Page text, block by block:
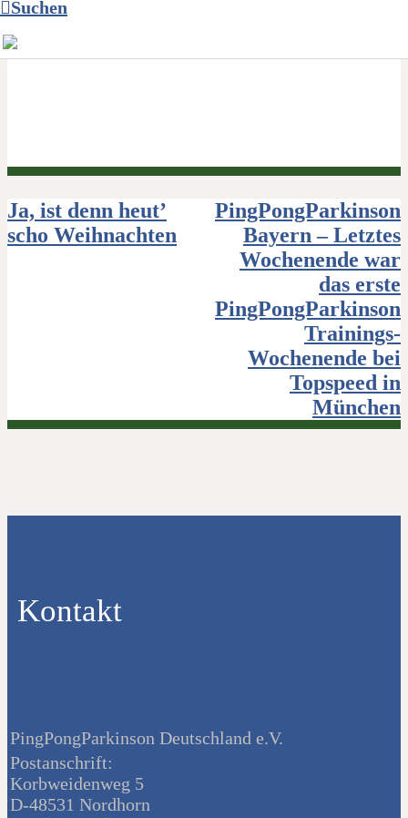
Suchen
Beitragsnavigation
Ja, ist denn heut’
scho Weihnachten
PingPongParkinson
Bayern – Letztes
Wochenende war
das erste
PingPongParkinson
Trainings-
Wochenende bei
Topspeed in
München
Kontakt
PingPongParkinson Deutschland e.V.
Postanschrift:
Korbweidenweg 5
D-48531 Nordhorn